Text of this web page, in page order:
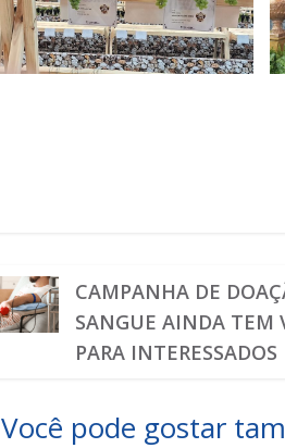
CAMPANHA DE
SANGUE AINDA TEM
PARA INTERESSADOS
Você pode gostar